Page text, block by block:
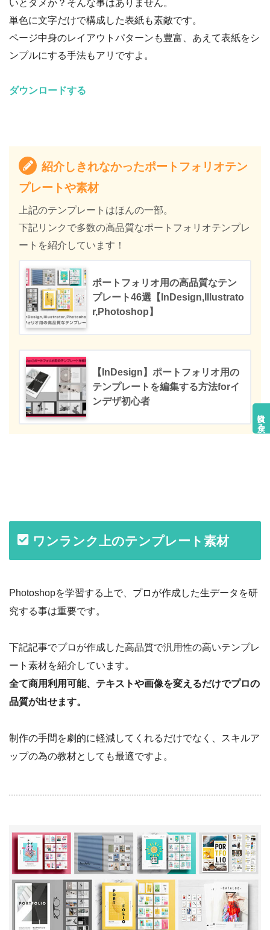
目次に戻る
いとダメか？そんな事はありません。
単色に文字だけで構成した表紙も素敵です。
ページ中身のレイアウトパターンも豊富、あえて表紙をシ
ンプルにする手法もアリですよ。
ダウンロードする
紹介しきれなかったポートフォリオテン
プレートや素材
上記のテンプレートはほんの一部。
下記リンクで多数の高品質なポートフォリオテンプレ
ートを紹介しています！
ポートフォリオ用の高品質なテン
プレート46選【InDesign,Illustrato
r,Photoshop】
【InDesign】ポートフォリオ用の
テンプレートを編集する方法forイ
ンデザ初心者
ワンランク上のテンプレート素材
Photoshopを学習する上で、プロが作成した生データを研
究する事は重要です。
下記記事でプロが作成した高品質で汎用性の高いテンプレ
ート素材を紹介しています。
全て商用利用可能、テキストや画像を変えるだけでプロの
品質が出せます。
制作の手間を劇的に軽減してくれるだけでなく、スキルア
ップの為の教材としても最適ですよ。